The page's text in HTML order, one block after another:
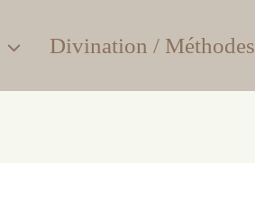
Divination / Méthodes